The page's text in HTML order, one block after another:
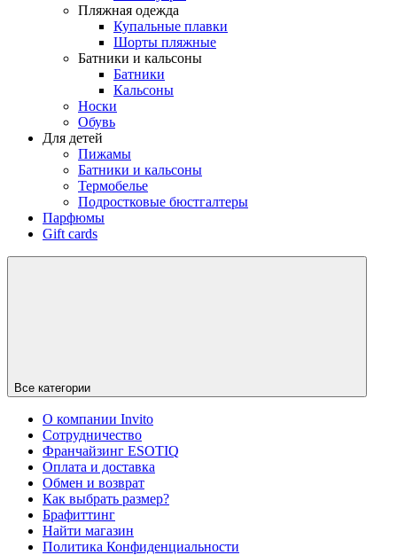
Пляжная одежда
Купальные плавки
Шорты пляжные
Батники и кальсоны
Батники
Кальсоны
Носки
Обувь
Для детей
Пижамы
Батники и кальсоны
Термобелье
Подростковые бюстгалтеры
Парфюмы
Gift cards
Все категории
О компании Invito
Сотрудничество
Франчайзинг ESOTIQ
Оплата и доставка
Обмен и возврат
Как выбрать размер?
Брафиттинг
Найти магазин
Политика Конфиденциальности